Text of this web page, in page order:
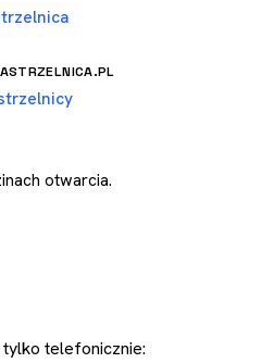
otwarcia.
telefonicznie: